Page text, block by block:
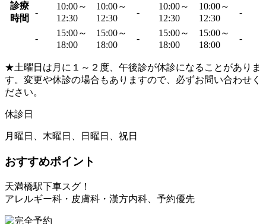
診療
時間
-
10:00～
12:30
10:00～
12:30
-
10:00～
12:30
10:00～
12:30
-
-
15:00～
18:00
15:00～
18:00
-
15:00～
18:00
15:00～
18:00
-
★土曜日は月に１～２度、午後診が休診になることがありま
す。変更や休診の場合もありますので、必ずお問い合わせく
ださい。
休診日
月曜日、木曜日、日曜日、祝日
おすすめポイント
天満橋駅下車スグ！
アレルギー科・皮膚科・漢方内科、予約優先